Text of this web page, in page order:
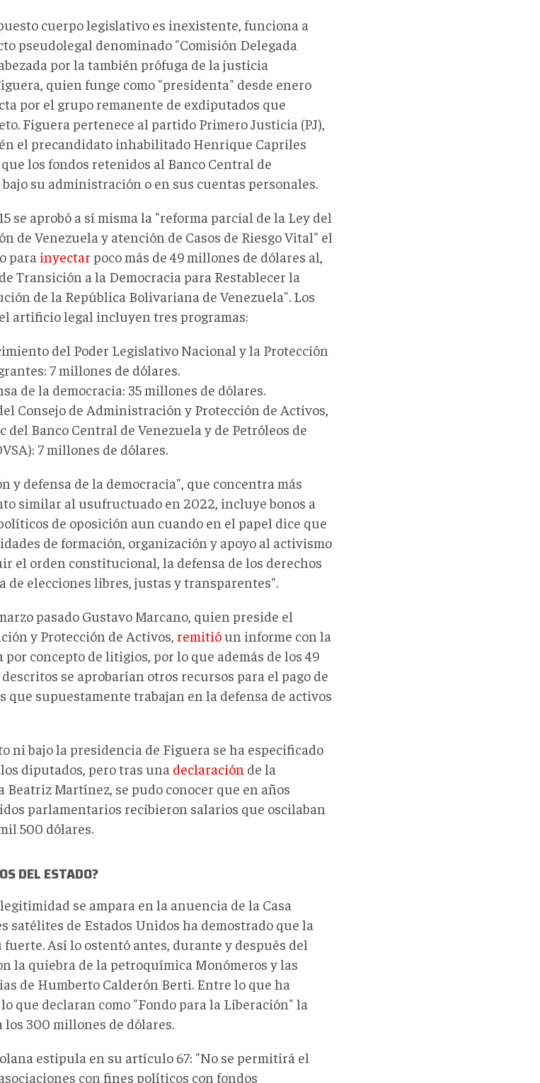
cuerpo legislativo es inexistente, funciona a
pseudolegal denominado "Comisión Delegada
por la también prófuga de la justicia
quien funge como "presidenta" desde enero
por el grupo remanente de exdiputados que
Figuera pertenece al partido Primero Justicia (PJ),
el precandidato inhabilitado Henrique Capriles
que los fondos retenidos al Banco Central de
bajo su administración o en sus cuentas personales.
se aprobó a sí misma la "reforma parcial de la Ley del
de Venezuela y atención de Casos de Riesgo Vital" el
para inyectar poco más de 49 millones de dólares al,
Transición a la Democracia para Restablecer la
de la República Bolivariana de Venezuela". Los
artificio legal incluyen tres programas:
del Poder Legislativo Nacional y la Protección
7 millones de dólares.
de la democracia: 35 millones de dólares.
Consejo de Administración y Protección de Activos,
del Banco Central de Venezuela y de Petróleos de
7 millones de dólares.
y defensa de la democracia", que concentra más
similar al usufructuado en 2022, incluye bonos a
de oposición aun cuando en el papel dice que
de formación, organización y apoyo al activismo
el orden constitucional, la defensa de los derechos
de elecciones libres, justas y transparentes".
pasado Gustavo Marcano, quien preside el
y Protección de Activos, remitióun informe con la
concepto de litigios, por lo que además de los 49
se aprobarían otros recursos para el pago de
que supuestamente trabajan en la defensa de activos
ni bajo la presidencia de Figuera se ha especificado
diputados, pero tras una declaración de la
Beatriz Martínez, se pudo conocer que en años
parlamentarios recibieron salarios que oscilaban
500 dólares.
DEL ESTADO?
se ampara en la anuencia de la Casa
satélites de Estados Unidos ha demostrado que la
Así lo ostentó antes, durante y después del
la quiebra de la petroquímica Monómeros y las
de Humberto Calderón Berti. Entre lo que ha
que declaran como "Fondo para la Liberación" la
los 300 millones de dólares.
estipula en su artículo 67: "No se permitirá el
con fines políticos con fondos